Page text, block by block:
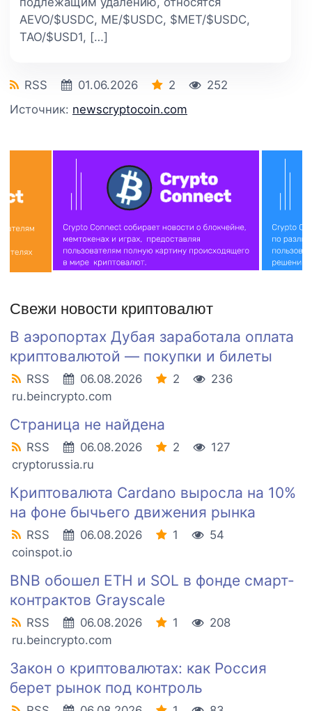
AEVO/$USDC, ME/$USDC, $MET/$USDC,
TAO/$USD1, […]
RSS 01.06.2026 2
252
Источник: newscryptocoin.com
Свежи новости криптовалют
В аэропортах Дубая заработала оплата
криптовалютой — покупки и билеты
RSS 06.08.2026 2
236
ru.beincrypto.com
Страница не найдена
RSS 06.08.2026 2
127
cryptorussia.ru
Криптовалюта Cardano выросла на 10%
на фоне бычьего движения рынка
RSS 06.08.2026 1
54
coinspot.io
BNB обошел ETH и SOL в фонде смарт-
контрактов Grayscale
RSS 06.08.2026 1
208
ru.beincrypto.com
Закон о криптовалютах: как Россия
берет рынок под контроль